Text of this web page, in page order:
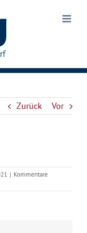
Zurück Vor
| Kommentare